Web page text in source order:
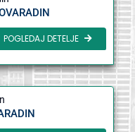
POGLEDAJ DETELJE